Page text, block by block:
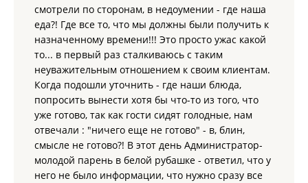
смотрели по сторонам, в недоумении - где наша
еда?! Где все то, что мы должны были получить к
назначенному времени!!! Это просто ужас какой
то... в первый раз сталкиваюсь с таким
неуважительным отношением к своим клиентам.
Когда подошли уточнить - где наши блюда,
попросить вынести хотя бы что-то из того, что
уже готово, так как гости сидят голодные, нам
отвечали : "ничего еще не готово" - в, блин,
смысле не готово?! В этот день Администратор-
молодой парень в белой рубашке - ответил, что у
него не было информации, что нужно сразу все